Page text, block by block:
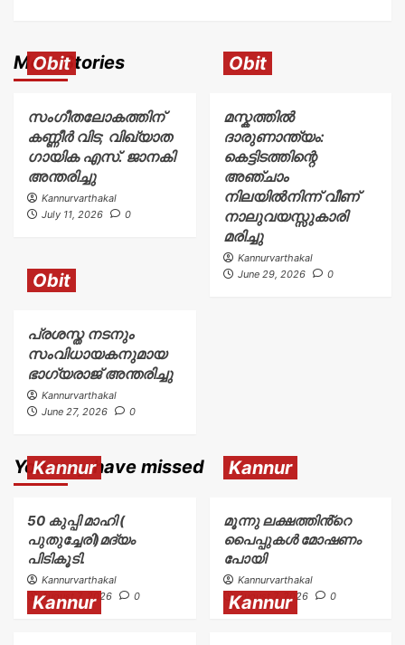
More Stories
Obit
സംഗീതലോകത്തിന്
കണ്ണീർ വിട; വിഖ്യാത
ഗായിക എസ്. ജാനകി
അന്തരിച്ചു
Kannurvarthakal
July 11, 2026
0
Obit
മസ്കത്തിൽ
ദാരുണാന്ത്യം:
കെട്ടിടത്തിന്റെ
അഞ്ചാം
നിലയിൽനിന്ന് വീണ്
നാലുവയസ്സുകാരി
മരിച്ചു
Kannurvarthakal
June 29, 2026
0
Obit
പ്രശസ്ത നടനും
സംവിധായകനുമായ
ഭാഗ്യരാജ് അന്തരിച്ചു
Kannurvarthakal
June 27, 2026
0
You may have missed
Kannur
50 കുപ്പി മാഹി (
പുതുച്ചേരി)മദ്യം
പിടികൂടി.
Kannurvarthakal
August 7, 2026
0
Kannur
മൂന്നു ലക്ഷത്തിൻ്റെ
പൈപ്പുകൾ മോഷണം
പോയി
Kannurvarthakal
August 7, 2026
0
Kannur Kannur